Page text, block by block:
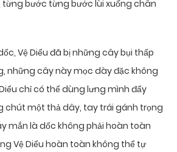
bước từng bước lùi xuống chân
Vệ Diểu đã bị những cây bụi thấp
những cây này mọc dày đặc không
chỉ có thể dùng lưng mình đẩy
chút một thả dây, tay trái gánh trọng
mắn là dốc không phải hoàn toàn
Vệ Diểu hoàn toàn không thể tự